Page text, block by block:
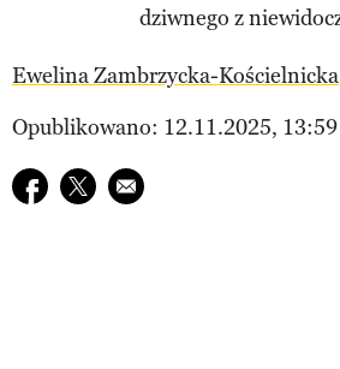
Ewelina Zambrzycka-Kościelnicka
Opublikowano: 12.11.2025, 13:59
Udostępnij na facebook
Udostępnij na twitter
E-mail do przyjaciela